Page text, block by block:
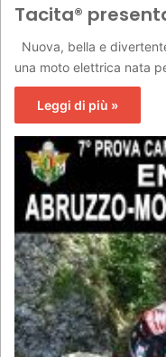
Tacita®
Nuova, bella e
una moto elettrica nata
Leggi di più »